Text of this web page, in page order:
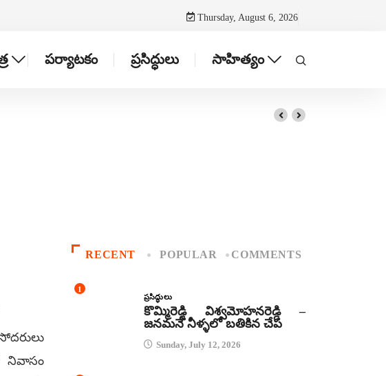
Thursday, August 6, 2026
పర్యాటకం ప్రసిద్ధులు సాహిత్యం
RECENT POPULAR COMMENTS
1
ప్రసిద్ధులు
కొమ్మిరెడ్డి విశ్వమోహనరెడ్డి –
జనమనే నీళ్ళలో బతికిన చేప
Sunday, July 12, 2026